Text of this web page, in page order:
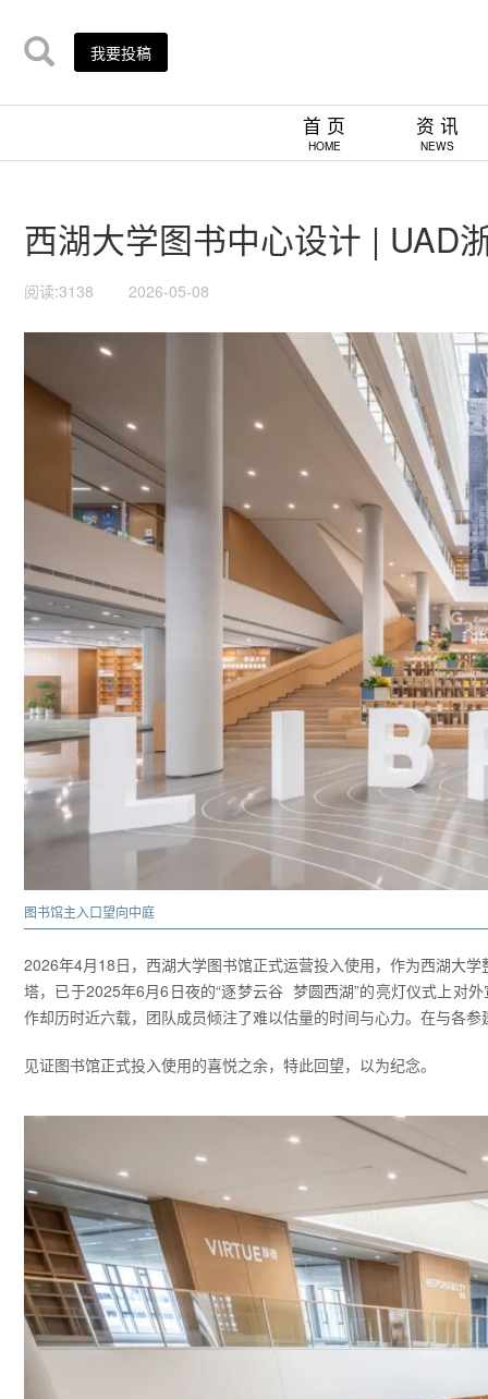
我要投稿
首 页
HOME
资 讯
NEWS
西湖大学图书中心设计 | UAD
阅读:3138 2026-05-08
图书馆主入口望向中庭
2026年4月18日，西湖大学图书馆正式运营投入使用，作为西湖大
塔，已于2025年6月6日夜的“逐梦云谷 梦圆西湖”的亮灯仪式上对
作却历时近六载，团队成员倾注了难以估量的时间与心力。在与各
见证图书馆正式投入使用的喜悦之余，特此回望，以为纪念。